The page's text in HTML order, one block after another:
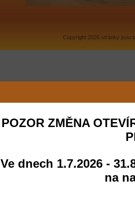
POZOR ZMĚNA
Ve dnech 1.7.2026 -
na
Copyright 2026 stránky jsou